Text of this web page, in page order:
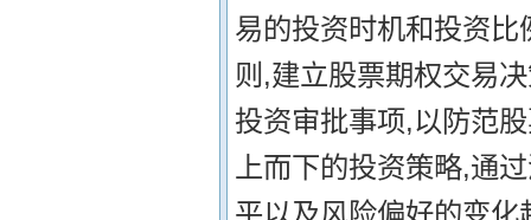
易的投资时机和投资
则,建立股票期权交易
投资审批事项,以防范
上而下的投资策略,通
平以及风险偏好的变